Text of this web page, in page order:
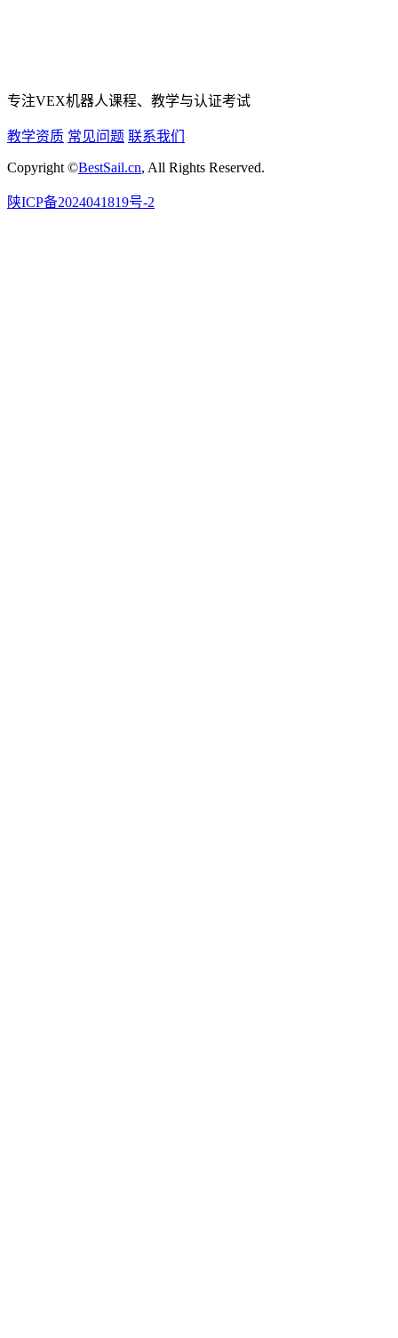
专注VEX机器人课程、教学与认证考试
教学资质 常见问题 联系我们
Copyright ©BestSail.cn, All Rights Reserved.
陕ICP备2024041819号-2